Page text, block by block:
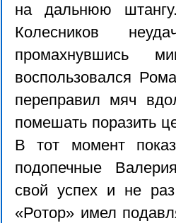
на дальнюю
Колесников
промахнувшись
воспользовался
переправил мяч
помешать поразить
В тот момент
подопечные
свой успех и не
«Ротор» имел